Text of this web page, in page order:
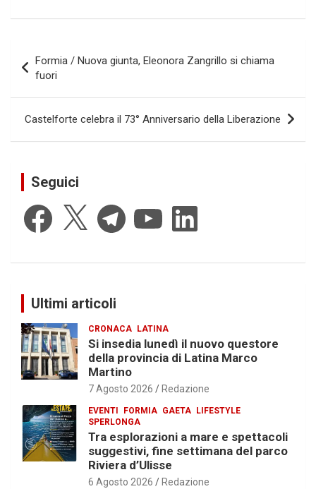
articoli
Formia / Nuova giunta, Eleonora Zangrillo si chiama
fuori
Castelforte celebra il 73° Anniversario della Liberazione
Seguici
Facebook Telegram YouTube LinkedIn
Ultimi articoli
CRONACA LATINA
Si insedia lunedì il nuovo questore
della provincia di Latina Marco
Martino
7 Agosto 2026 Redazione
EVENTI FORMIA GAETA LIFESTYLE
SPERLONGA
Tra esplorazioni a mare e spettacoli
suggestivi, fine settimana del parco
Riviera d’Ulisse
6 Agosto 2026 Redazione